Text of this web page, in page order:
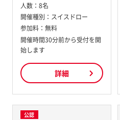
人数： 8名
開催種別： スイスドロー
参加料： 無料
開催時間30分前から受付を開
始します
詳細
公認